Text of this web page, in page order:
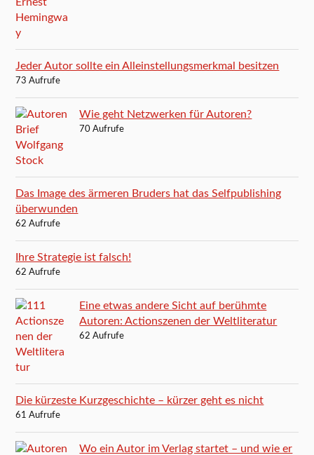
Jeder Autor sollte ein Alleinstellungsmerkmal besitzen
73 Aufrufe
Wie geht Netzwerken für Autoren?
70 Aufrufe
Das Image des ärmeren Bruders hat das Selfpublishing
überwunden
62 Aufrufe
Ihre Strategie ist falsch!
62 Aufrufe
Eine etwas andere Sicht auf berühmte
Autoren: Actionszenen der Weltliteratur
62 Aufrufe
Die kürzeste Kurzgeschichte – kürzer geht es nicht
61 Aufrufe
Wo ein Autor im Verlag startet – und wie er